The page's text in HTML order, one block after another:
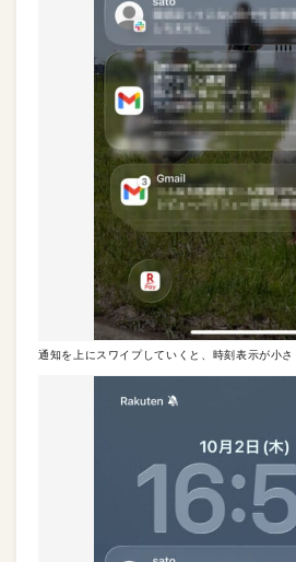
通知を上にスワイプしていくと、時刻表示が小さ